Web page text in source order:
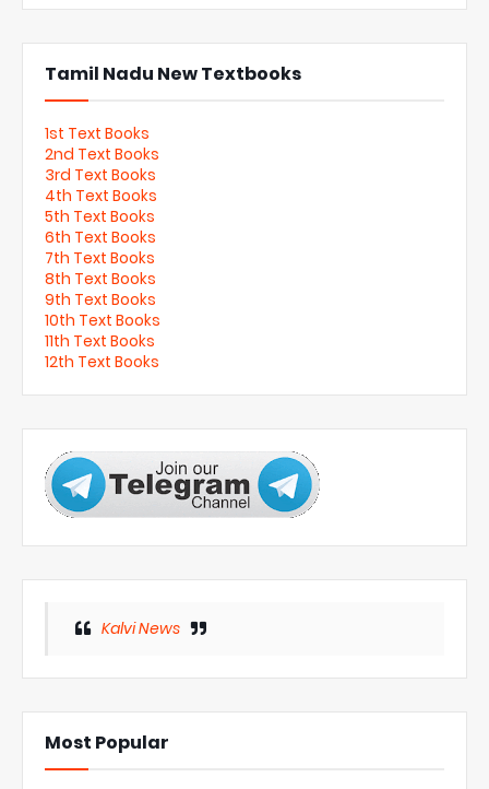
Tamil Nadu New Textbooks
1st Text Books
2nd Text Books
3rd Text Books
4th Text Books
5th Text Books
6th Text Books
7th Text Books
8th Text Books
9th Text Books
10th Text Books
11th Text Books
12th Text Books
Kalvi News
Most Popular